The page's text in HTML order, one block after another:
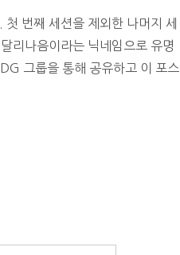
번째 세션을 제외한 나머지 세
리나음이라는 닉네임으로 유명
그룹을 통해 공유하고 이 포스